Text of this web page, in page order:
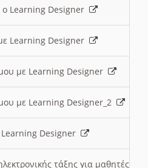
ο Learning Designer
Learning Designer
με Learning Designer
με Learning Designer_2
Learning Designer
τάξης για μαθητές